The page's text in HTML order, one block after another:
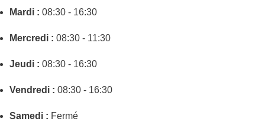
Mardi : 08:30 - 16:30
Mercredi : 08:30 - 11:30
Jeudi : 08:30 - 16:30
Vendredi : 08:30 - 16:30
Samedi : Fermé